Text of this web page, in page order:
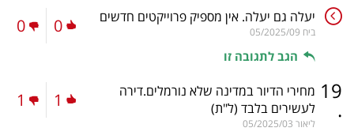
יעלה גם יעלה. אין מספיק פרוייקטים חדשים
ביח 05/2025/09
הגב לתגובה זו
0
0
19
.
מחירי הדיור במדינה שלא נורמלים.דירה
לעשירים בלבד (ל"ת)
ליאור 05/2025/03
1
1